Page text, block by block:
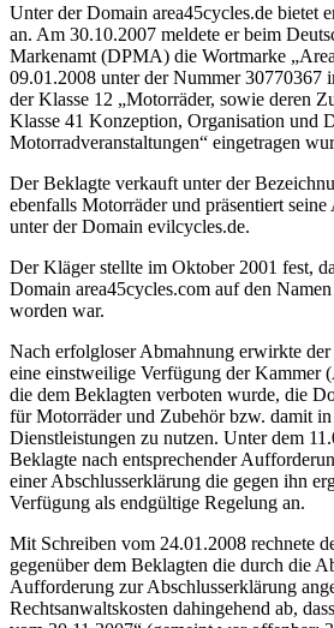
Unter der Domain area45cycles.de bietet
an. Am 30.10.2007 meldete er beim
Markenamt (DPMA) die Wortmarke
09.01.2008 unter der Nummer 30770367
der Klasse 12 „Motorräder, sowie deren
Klasse 41 Konzeption, Organisation und
Motorradveranstaltungen“ eingetragen
Der Beklagte verkauft unter der
ebenfalls Motorräder und präsentiert
unter der Domain evilcycles.de.
Der Kläger stellte im Oktober 2001 fest,
Domain area45cycles.com auf den
worden war.
Nach erfolgloser Abmahnung erwirkte
eine einstweilige Verfügung der Kammer
die dem Beklagten verboten wurde, die
für Motorräder und Zubehör bzw. damit in
Dienstleistungen zu nutzen. Unter dem
Beklagte nach entsprechender
einer Abschlusserklärung die gegen ihn
Verfügung als endgültige Regelung an.
Mit Schreiben vom 24.01.2008 rechnete
gegenüber dem Beklagten die durch die
Aufforderung zur Abschlusserklärung
Rechtsanwaltskosten dahingehend ab,